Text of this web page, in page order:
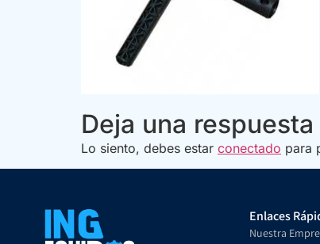
Deja una respuesta
Lo siento, debes estar conectado para
Enlaces
Nuestra